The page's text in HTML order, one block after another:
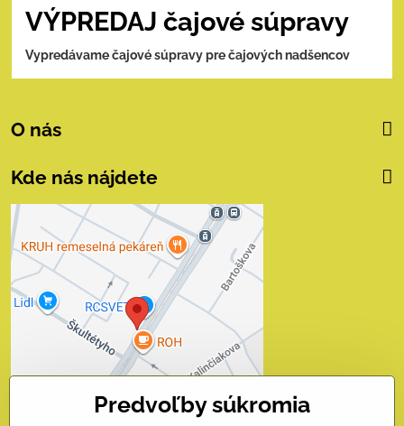
VÝPREDAJ čajové súpravy
Vypredávame čajové súpravy pre čajových nadšencov
O nás
Kde nás nájdete
Externý obsah je
blokovaný Voľbami
súkromia
Prajete si načítať externý obsah?
Povoliť tentokrát
Povoliť a zapamätať - súhlas
Predvoľby súkromia